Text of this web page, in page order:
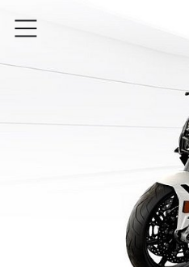
Przejdź do głównej treści